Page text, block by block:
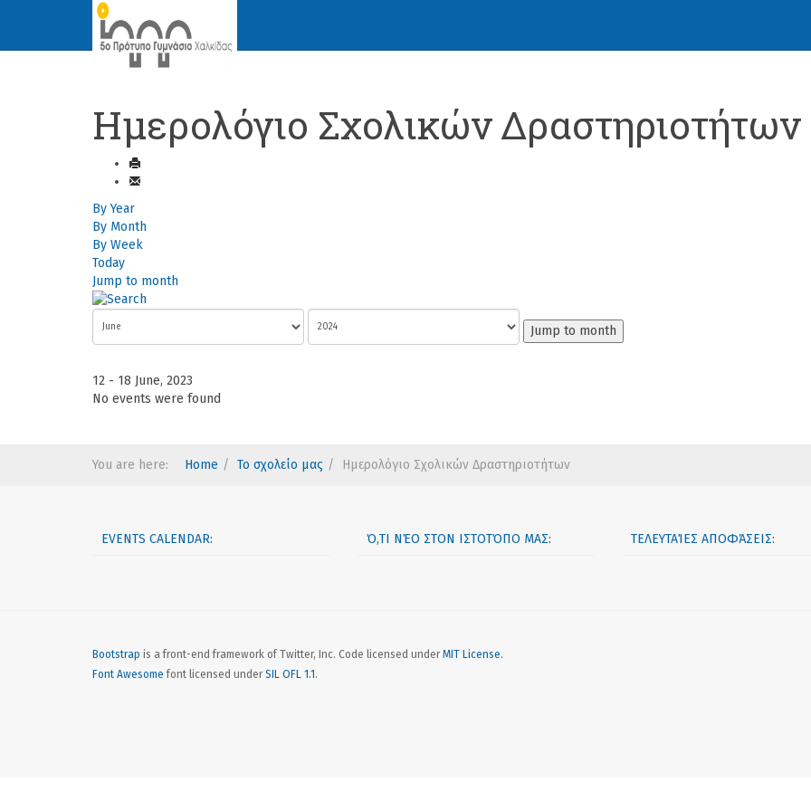
Ημερολόγιο Σχολικών Δραστηριοτήτων
By Year
By Month
By Week
Today
Jump to month
Jump to month
12 - 18 June, 2023
No events were found
You are here: Home Το σχολείο μας Ημερολόγιο Σχολικών Δραστηριοτήτων
EVENTS CALENDAR: Ό,ΤΙ ΝΈΟ ΣΤΟΝ ΙΣΤΟΤΌΠΟ ΜΑΣ: ΤΕΛΕΥΤΑΊΕΣ ΑΠΟΦΆΣΕΙΣ:
Bootstrap is a front-end framework of Twitter, Inc. Code licensed underMIT License.
Font Awesome font licensed underSIL OFL 1.1 .